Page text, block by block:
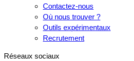
Contactez-nous
Où nous trouver ?
Outils expérimentaux
Recrutement
Réseaux sociaux